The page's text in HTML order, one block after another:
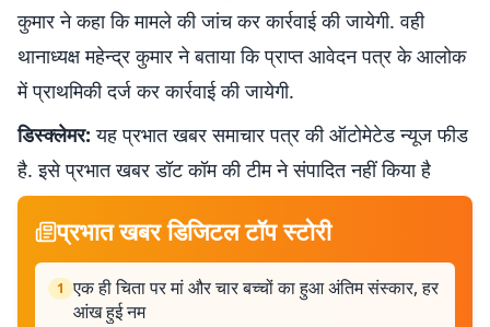
कुमार ने कहा कि मामले की जांच कर कार्रवाई की जायेगी. वही
थानाध्यक्ष महेन्द्र कुमार ने बताया कि प्राप्त आवेदन पत्र के आलोक
में प्राथमिकी दर्ज कर कार्रवाई की जायेगी.
डिस्क्लेमर: यह प्रभात खबर समाचार पत्र की ऑटोमेटेड न्यूज फीड
है. इसे प्रभात खबर डॉट कॉम की टीम ने संपादित नहीं किया है
प्रभात खबर डिजिटल टॉप स्टोरी
1 एक ही चिता पर मां और चार बच्चों का हुआ अंतिम संस्कार, हर
आंख हुई नम